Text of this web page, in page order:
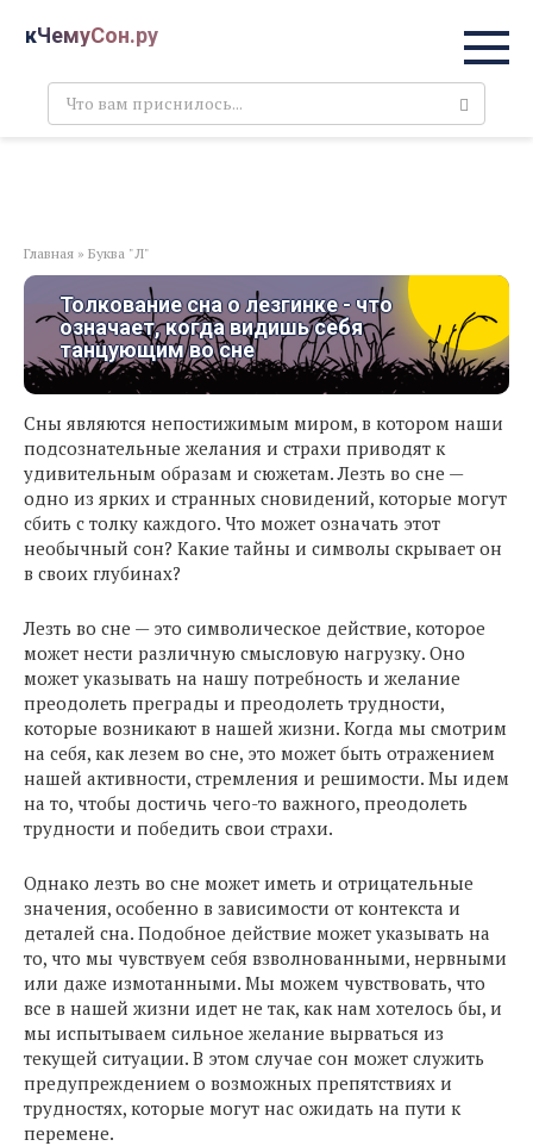
кЧемуСон.ру
Поиск:
Главная » Буква "Л"
Толкование сна о лезгинке - что
означает, когда видишь себя
танцующим во сне
Сны являются непостижимым миром, в котором наши
подсознательные желания и страхи приводят к
удивительным образам и сюжетам. Лезть во сне —
одно из ярких и странных сновидений, которые могут
сбить с толку каждого. Что может означать этот
необычный сон? Какие тайны и символы скрывает он
в своих глубинах?
Лезть во сне — это символическое действие, которое
может нести различную смысловую нагрузку. Оно
может указывать на нашу потребность и желание
преодолеть преграды и преодолеть трудности,
которые возникают в нашей жизни. Когда мы смотрим
на себя, как лезем во сне, это может быть отражением
нашей активности, стремления и решимости. Мы идем
на то, чтобы достичь чего-то важного, преодолеть
трудности и победить свои страхи.
Однако лезть во сне может иметь и отрицательные
значения, особенно в зависимости от контекста и
деталей сна. Подобное действие может указывать на
то, что мы чувствуем себя взволнованными, нервными
или даже измотанными. Мы можем чувствовать, что
все в нашей жизни идет не так, как нам хотелось бы, и
мы испытываем сильное желание вырваться из
текущей ситуации. В этом случае сон может служить
предупреждением о возможных препятствиях и
трудностях, которые могут нас ожидать на пути к
перемене.